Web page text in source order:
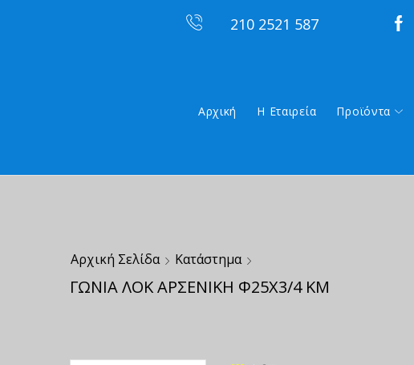
210 2521 587
Αρχική Η Εταιρεία Προϊόντα
Αρχική Σελίδα Κατάστημα
ΓΩΝΙΑ ΛΟΚ ΑΡΣΕΝΙΚΗ Φ25Χ3/4 ΚΜ